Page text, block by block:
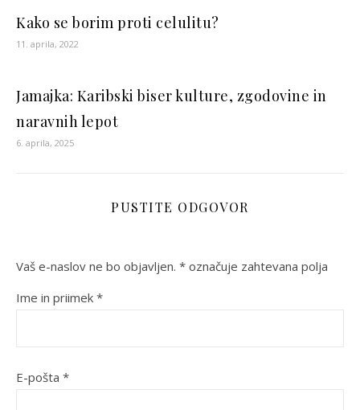
Kako se borim proti celulitu?
11. aprila, 2022
Jamajka: Karibski biser kulture, zgodovine in
naravnih lepot
6. aprila, 2025
PUSTITE ODGOVOR
Vaš e-naslov ne bo objavljen. * označuje zahtevana polja
Ime in priimek *
E-pošta *